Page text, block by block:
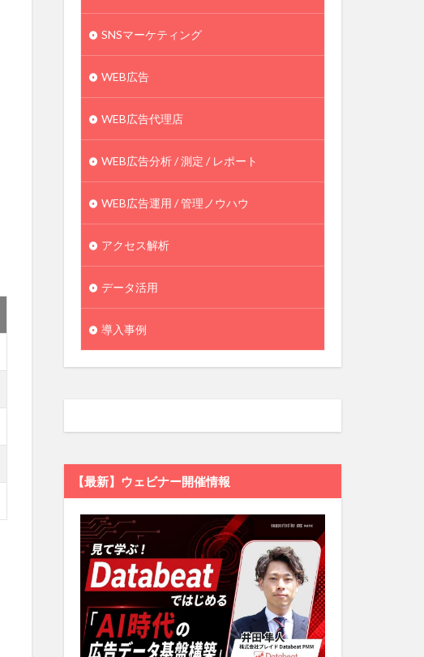
SNSマーケティング
WEB広告
WEB広告代理店
WEB広告分析 / 測定 / レポート
WEB広告運用 / 管理ノウハウ
アクセス解析
データ活用
導入事例
【最新】ウェビナー開催情報